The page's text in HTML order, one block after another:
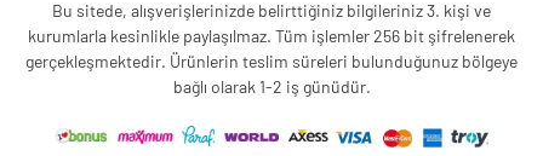
Bu sitede, alışverişlerinizde belirttiğiniz bilgileriniz 3. kişi ve
kurumlarla kesinlikle paylaşılmaz. Tüm işlemler 256 bit şifrelenerek
gerçekleşmektedir. Ürünlerin teslim süreleri bulunduğunuz bölgeye
bağlı olarak 1-2 iş günüdür.